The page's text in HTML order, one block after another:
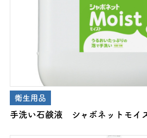
衛生用品
手洗い石鹸液 シャボネットモイ